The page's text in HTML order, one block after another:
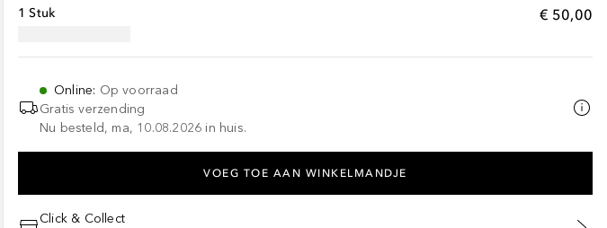
€ 50,00
1 Stuk
Online: Op voorraad
Gratis verzending
Nu besteld, ma, 10.08.2026 in huis.
VOEG TOE AAN WINKELMANDJE
Click & Collect